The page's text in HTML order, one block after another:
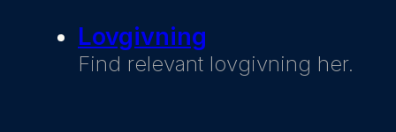
Lovgivning
Find relevant lovgivning her.